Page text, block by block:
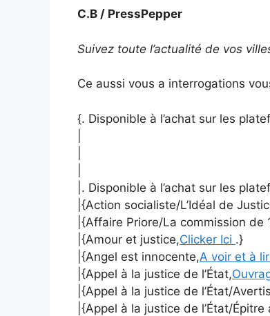
C.B / PressPepper
Suivez toute l’actualité de vos
Ce aussi vous a interrogations
{. Disponible à l’achat sur les
|. Disponible à l’achat sur les
|{Action socialiste/L’Idéal de
|{Affaire Priore/La commission de
|{Amour et justice,Clicker Ici .}
|{Angel est innocente,A voir et à
|{Appel à la justice de l’État,
|{Appel à la justice de l’État/
|{Appel à la justice de l’État/